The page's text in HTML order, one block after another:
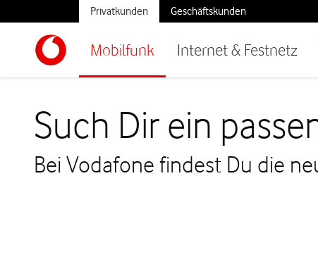
Mobilfunk Internet & Festnetz
Privatkunden Geschäftskunden
Such Dir ein
Bei Vodafone findest Du die